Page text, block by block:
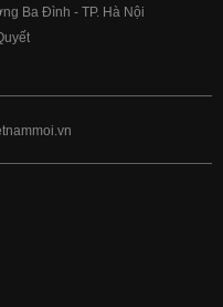
Ba Đình - TP. Hà Nội